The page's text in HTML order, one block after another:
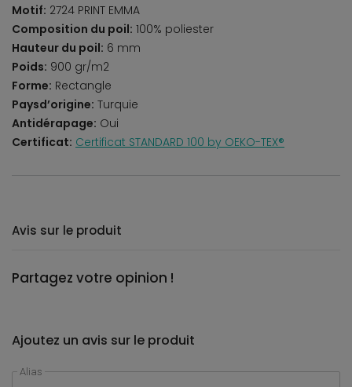
Motif: 2724 PRINT EMMA
Composition du poil: 100% poliester
Hauteur du poil: 6 mm
Poids: 900 gr/m2
Forme: Rectangle
Paysd’origine: Turquie
Antidérapage: Oui
Certificat: Certificat STANDARD 100 by OEKO-TEX®
Avis sur le produit
Partagez votre opinion !
Ajoutez un avis sur le produit
Alias